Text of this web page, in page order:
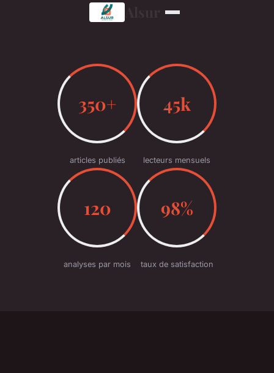
350+
articles publiés
45k
lecteurs mensuels
120
analyses par mois
98%
taux de satisfaction